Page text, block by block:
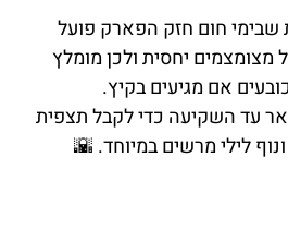
שבימי חום חזק הפארק פועל
מצומצמים יחסית ולכן מומלץ
אם מגיעים בקיץ.
עד השקיעה כדי לקבל תצפית
לילי מרשים במיוחד. 🌇